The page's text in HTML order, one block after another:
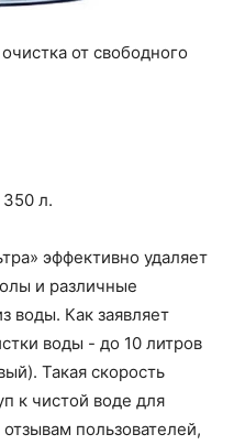
от свободного
350 л.
эффективно удаляет
и различные
воды. Как заявляет
воды - до 10 литров
Такая скорость
к чистой воде для
пользователей,